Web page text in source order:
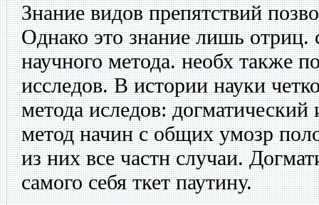
Знание видов препятствий
Однако это знание лишь отриц.
научного метода. необх также
исследов. В истории науки
метода иследов:
метод начин с общих умозр
из них все частн случаи.
самого себя ткет паутину.